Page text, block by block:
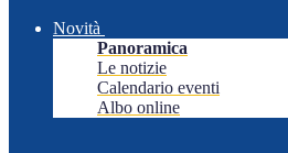
Novità
Panoramica
Le notizie
Calendario eventi
Albo online